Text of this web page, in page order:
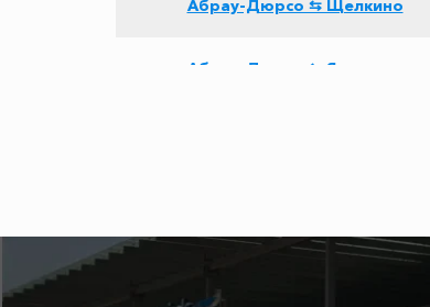
Абрау-Дюрсо ⇆ Щелкино
Абрау-Дюрсо ⇆ Ялта
Абрау-Дюрсо ⇆ Адлер